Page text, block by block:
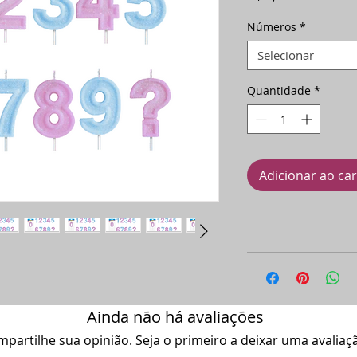
Números *
Selecionar
Quantidade *
Adicionar ao
Ainda não há avaliações
sua opinião. Seja o primeiro a deixar uma